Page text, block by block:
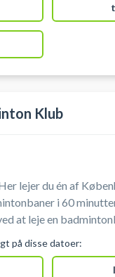
Klub
lejer du én af
i 60
at leje en
benyttes
på disse datoer: